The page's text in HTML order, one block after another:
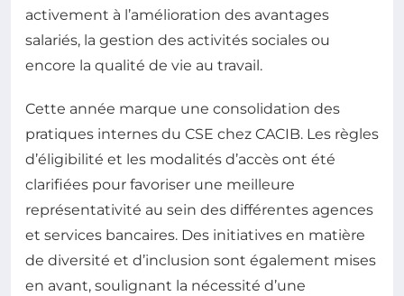
activement à l’amélioration des avantages
salariés, la gestion des activités sociales ou
encore la qualité de vie au travail.
Cette année marque une consolidation des
pratiques internes du CSE chez CACIB. Les règles
d’éligibilité et les modalités d’accès ont été
clarifiées pour favoriser une meilleure
représentativité au sein des différentes agences
et services bancaires. Des initiatives en matière
de diversité et d’inclusion sont également mises
en avant, soulignant la nécessité d’une